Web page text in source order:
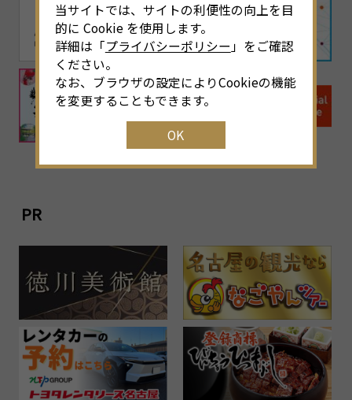
PR
当サイトでは、サイトの利便性の向上を目
的に Cookie を使用します。
詳細は「プライバシーポリシー 」をご確認
ください。
なお、ブラウザの設定によりCookieの機能
を変更することもできます。
OK